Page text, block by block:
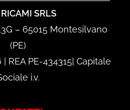
SRLS
– 65015 Montesilvano
(PE)
| REA PE-434315| Capitale
i.v.